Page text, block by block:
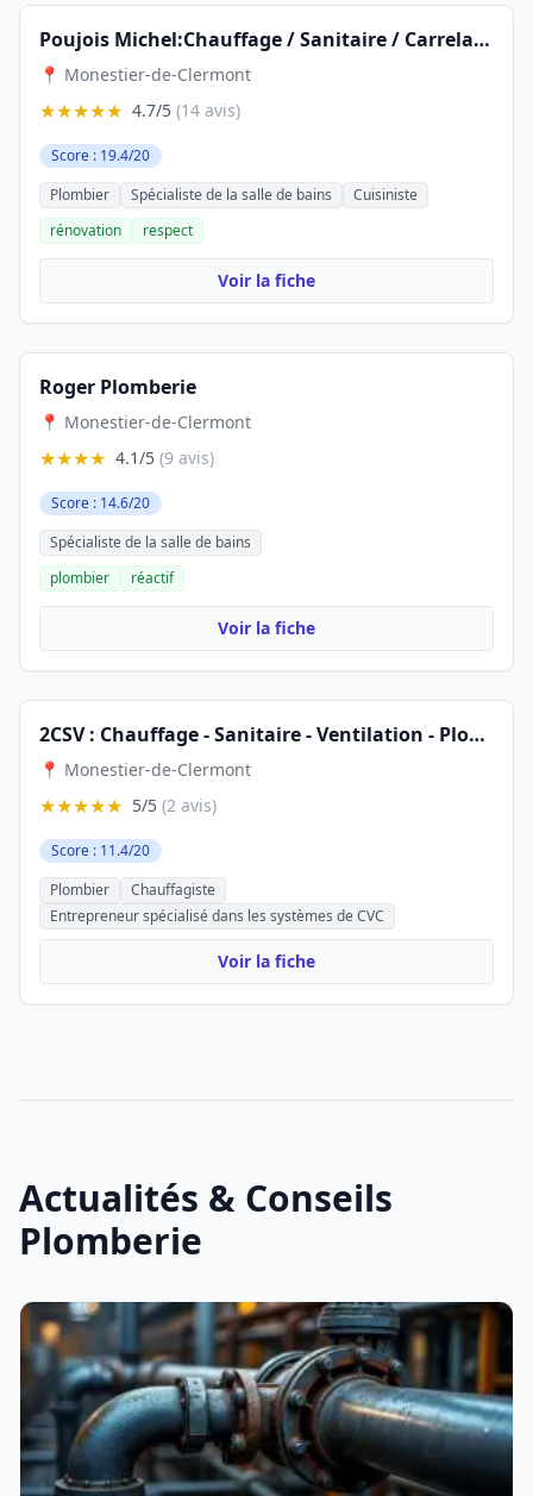
Poujois Michel:Chauffage / Sanitaire / Carrelage / Salle de bain/ Cuisine étude vente et pose
📍 Monestier-de-Clermont
★★★★★ 4.7/5 (14 avis)
Score : 19.4/20
Plombier
Spécialiste de la salle de bains
Cuisiniste
rénovation
respect
Voir la fiche
Roger Plomberie
📍 Monestier-de-Clermont
★★★★ 4.1/5 (9 avis)
Score : 14.6/20
Spécialiste de la salle de bains
plombier
réactif
Voir la fiche
2CSV : Chauffage - Sanitaire - Ventilation - Plomberie
📍 Monestier-de-Clermont
★★★★★ 5/5 (2 avis)
Score : 11.4/20
Plombier
Chauffagiste
Entrepreneur spécialisé dans les systèmes de CVC
Voir la fiche
Actualités & Conseils
Plomberie